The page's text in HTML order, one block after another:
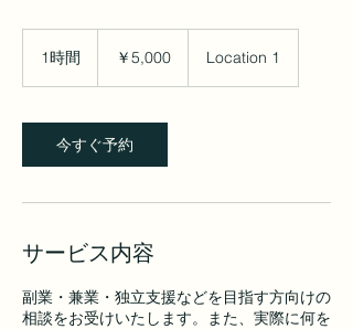
1時間 ￥5,000 Location 1
今すぐ予約
サービス内容
副業・兼業・独立支援などを目指す方向けの
相談をお受けいたします。また、実際に何を